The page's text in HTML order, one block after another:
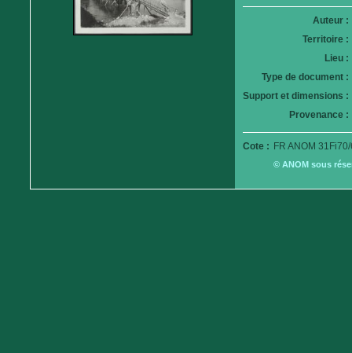
Auteur :
Territoire :
Lieu :
Type de document :
Support et dimensions :
Provenance :
Cote : FR ANOM
© ANOM sous